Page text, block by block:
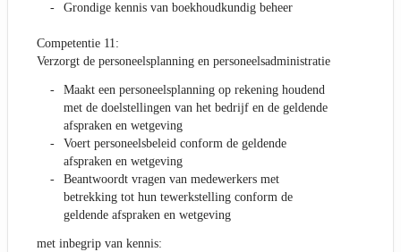
Grondige kennis van boekhoudkundig beheer
Competentie 11:
Verzorgt de personeelsplanning en personeelsadministratie
Maakt een personeelsplanning op rekening houdend
met de doelstellingen van het bedrijf en de geldende
afspraken en wetgeving
Voert personeelsbeleid conform de geldende
afspraken en wetgeving
Beantwoordt vragen van medewerkers met
betrekking tot hun tewerkstelling conform de
geldende afspraken en wetgeving
met inbegrip van kennis: